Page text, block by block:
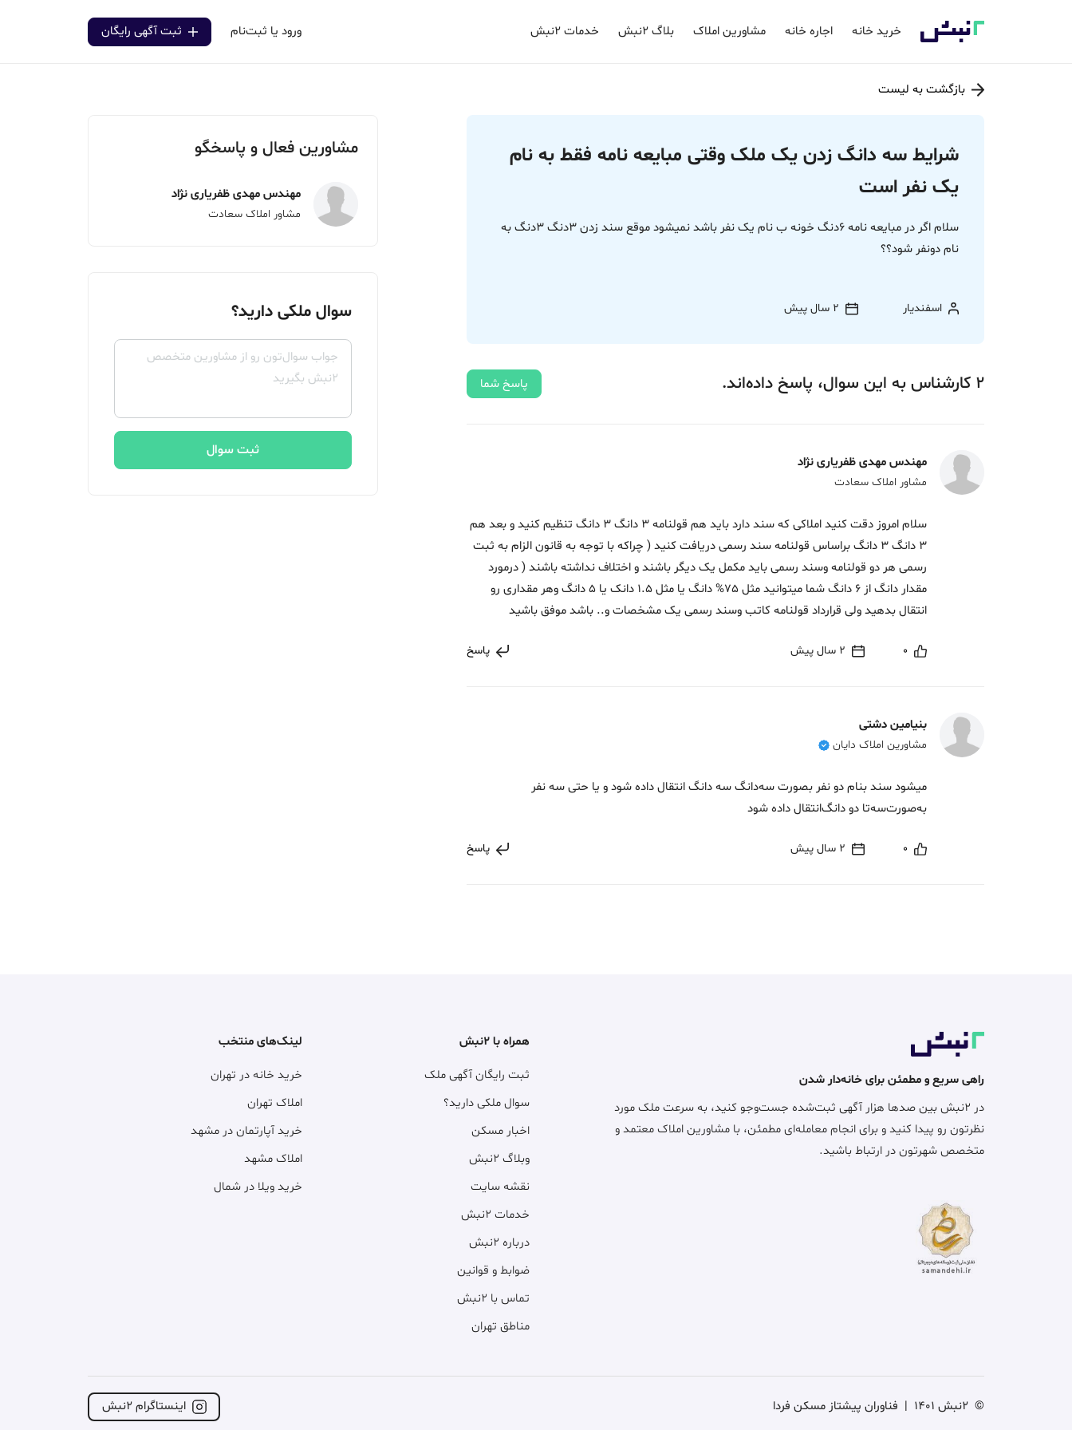
خرید خانه اجاره خانه مشاورین املاک بلاگ ۲نبش خدمات ۲نبش ورود یا ثبت‌نام ثبت آگهی رایگان
بازگشت به لیست
شرایط سه دانگ زدن یک ملک وقتی مبایعه نامه فقط به نام
یک نفر است
سلام اگر در مبایعه نامه 6دنگ خونه ب نام یک نفر باشد نمیشود موقع سند زدن 3دنگ 3دنگ به
نام دونفر شود؟؟
اسفندیار 2 سال پیش
2 کارشناس به این سوال، پاسخ داده‌اند. پاسخ شما
مهندس مهدی ظفریاری نژاد
مشاور املاک سعادت
سلام امروز دقت کنید املاکی که سند دارد باید هم قولنامه 3 دانگ 3 دانگ تنظیم کنید و بعد هم
3 دانگ 3 دانگ براساس قولنامه سند رسمی دریافت کنید ( چراکه با توجه به قانون الزام به ثبت
رسمی هر دو قولنامه وسند رسمی باید مکمل یک دیگر باشند و اختلاف نداشته باشند ( درمورد
مقدار دانگ از 6 دانگ شما میتوانید مثل 75% دانگ یا مثل 1.5 دانک یا 5 دانگ وهر مقداری رو
انتقال بدهید ولی قرارداد قولنامه کاتب وسند رسمی یک مشخصات و.. باشد موفق باشید
0 2 سال پیش پاسخ
بنیامین دشتی
مشاورین املاک دایان
میشود سند بنام دو نفر بصورت سه‌دانگ سه دانگ انتقال داده شود و یا حتی سه نفر
به‌صورت‌سه‌تا دو دانگ‌انتقال داده شود
0 2 سال پیش پاسخ
مشاورین فعال و پاسخگو
مهندس مهدی ظفریاری نژاد
مشاور املاک سعادت
سوال ملکی دارید؟
ثبت سوال
راهی سریع و مطمئن برای خانه‌دار شدن
در ۲نبش بین صدها هزار آگهی ثبت‌شده جست‌وجو کنید، به سرعت ملک مورد
نظرتون رو پیدا کنید و برای انجام معامله‌ای مطمئن، با مشاورین املاک معتمد و
متخصص شهرتون در ارتباط باشید.
همراه با ۲نبش
ثبت رایگان آگهی ملک
سوال ملکی دارید؟
اخبار مسکن
وبلاگ ۲نبش
نقشه سایت
خدمات ۲نبش
درباره ۲نبش
ضوابط و قوانین
تماس با ۲نبش
مناطق تهران
لینک‌های منتخب
خرید خانه در تهران
املاک تهران
خرید آپارتمان در مشهد
املاک مشهد
خرید ویلا در شمال
اینستاگرام ۲نبش © 2نبش 1401 | فناوران پیشتاز مسکن فردا